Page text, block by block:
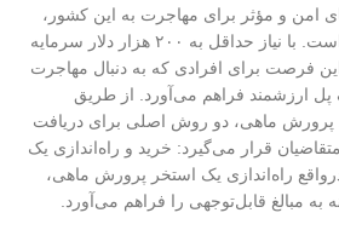
امن و مؤثر برای مهاجرت به این کشور،
جایگاه ویژه‌ای پیدا کرده است. با نیاز حداقل به ۲۰۰ هزار دلار سرمایه
فرصت برای افرادی که به دنبال مهاجرت
پل ارزشمند فراهم می‌آورد. از طریق
پرورش ماهی، دو روش اصلی برای دریافت
متقاضیان قرار می‌گیرد: خرید و راه‌اندازی یک
راه‌اندازی یک استخر پرورش ماهی،
به مبالغ قابل‌توجهی را فراهم می‌آورد.